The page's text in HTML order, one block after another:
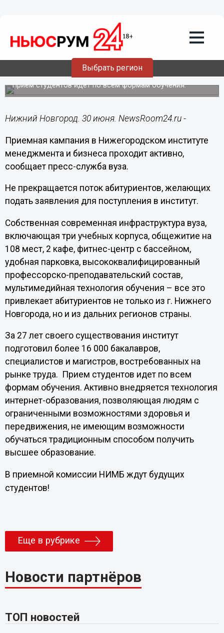
Выбрать регион
Общество
НИМБ приглашает абитуриентов
Прием студентов идет по всем формам обучения.
Нижний Новгород. 30 июня. NewsRoom24.ru -
Приемная кампания в Нижегородском институте
менеджмента и бизнеса проходит активно,
сообщает пресс-служба вуза.
Не прекращается поток абитуриентов, желающих
подать заявления для поступления в институт.
Собственная современная инфраструктура вуза,
включающая три учебных корпуса, общежитие на
108 мест, 2 кафе, фитнес-центр с бассейном,
удобная парковка, высококвалифицированный
профессорско-преподавательский состав,
мультимедийная технология обучения – все это
привлекает абитуриентов не только из г. Нижнего
Новгорода, но и из дальних регионов страны.
За 27 лет своего существования институт
подготовил более 16 000 бакалавров,
специалистов и магистров, востребованных на
рынке труда. Прием студентов идет по всем
формам обучения. Активно внедряется технология
интернет-образования, позволяющая людям с
ограниченными возможностями здоровья и
передвижения, не имеющим возможности
обучаться традиционным способом получить
высшее образование.
В приемной комиссии НИМБ ждут будущих
студентов!
Еще в рубрике
Новости партнёров
ТОП новостей